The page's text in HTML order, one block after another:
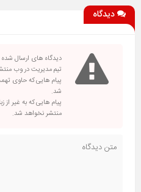
دیدگاه
دیدگاه های ارسال
تیم مدیریت در وب
پیام هایی که حاوی
شد.
پیام هایی که به غیر از
منتشر نخواهد شد.